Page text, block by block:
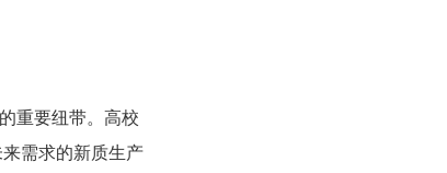
重要纽带。高校
需求的新质生产